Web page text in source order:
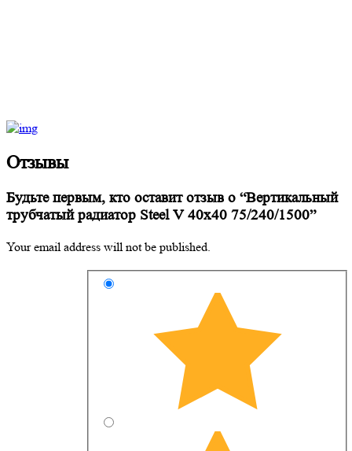
Отзывы
Будьте первым, кто оставит отзыв о “Вертикальный
трубчатый радиатор Steel V 40х40 75/240/1500”
Your email address will not be published.